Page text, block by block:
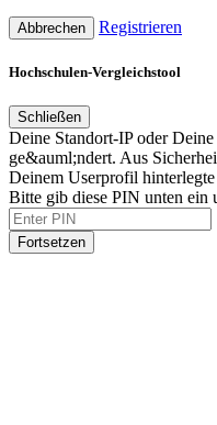
Abbrechen Registrieren
Hochschulen-Vergleichstool
Schließen
Deine Standort-IP oder
ge&auml;ndert. Aus
Deinem Userprofil
Bitte gib diese PIN unten ein
Fortsetzen